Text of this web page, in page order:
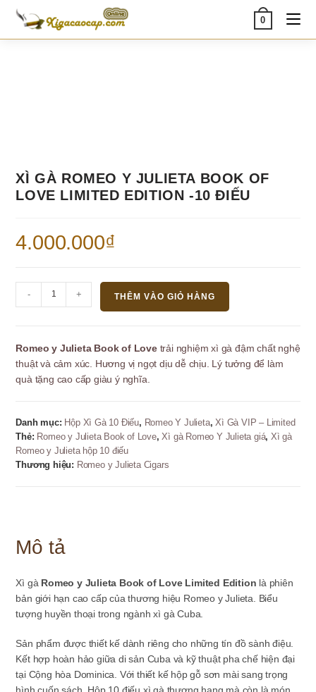
Skip
content
0
XÌ GÀ ROMEO Y JULIETA BOOK OF
LOVE LIMITED EDITION -10 ĐIẾU
4.000.000₫
gà
Julieta
Book
of
Edition
-10
điếu
- + THÊM VÀO GIỎ HÀNG
Romeo y Julieta Book of Lovetrải nghiệm xì gà đậm chất nghệ
thuật và cảm xúc. Hương vị ngọt dịu dễ chịu. Lý tưởng để làm
quà tặng cao cấp giàu ý nghĩa.
Danh mục: Hộp Xì Gà 10 Điếu, Romeo Y Julieta,Xì Gà VIP – Limited
Thẻ: Romeo y Julieta Book of Love,Xì gà Romeo Y Julieta giá,Xì gà
Romeo y Julieta hộp 10 điếu
Thương hiệu: Romeo y Julieta Cigars
Mô tả
Xì gà Romeo y Julieta Book of Love Limited Edition là phiên
bản giới hạn cao cấp của thương hiệu Romeo y Julieta. Biểu
tượng huyền thoại trong ngành xì gà Cuba.
Sản phẩm được thiết kế dành riêng cho những tín đồ sành điệu.
Kết hợp hoàn hảo giữa di sản Cuba và kỹ thuật pha chế hiện đại
tại Cộng hòa Dominica. Với thiết kế hộp gỗ sơn mài sang trọng
hình cuốn sách. Hộp 10 điếu xì gà thượng hạng mà còn là món